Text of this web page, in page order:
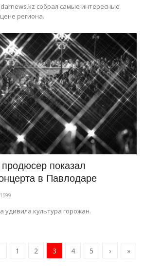
собрал самые интересные
региона.
продюсер показал
в Павлодаре
удивила культура горожан.
1 2 3 4 5 › »